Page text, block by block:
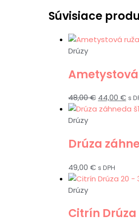
Súvisiace
Drúzy
48,00€ 44,00 € s
Drúzy
Drúza
49,00 € s DPH
Drúzy
Citrín Drúza